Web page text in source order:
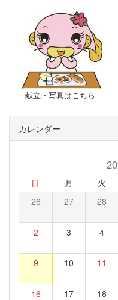
献立・写真はこちら
カレンダー
日 月 火
26 27 28
2 3 4
9 10 11
16 17 18